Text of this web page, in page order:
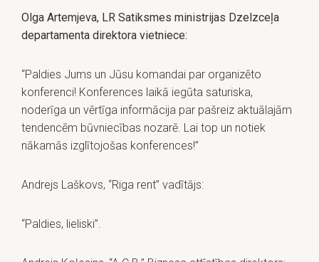
Olga Artemjeva, LR Satiksmes ministrijas Dzelzceļa
departamenta direktora vietniece:
“Paldies Jums un Jūsu komandai par organizēto
konferenci! Konferences laikā iegūta saturiska,
noderīga un vērtīga informācija par pašreiz aktuālajām
tendencēm būvniecības nozarē. Lai top un notiek
nākamās izglītojošas konferences!”
Andrejs Laškovs, “Riga rent” vadītājs:
“Paldies, lieliski”.